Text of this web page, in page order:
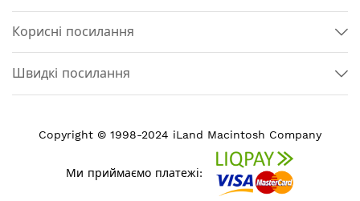
Корисні посилання
Швидкі посилання
Copyright © 1998-2024 iLand Macintosh Company
Ми приймаємо платежі: